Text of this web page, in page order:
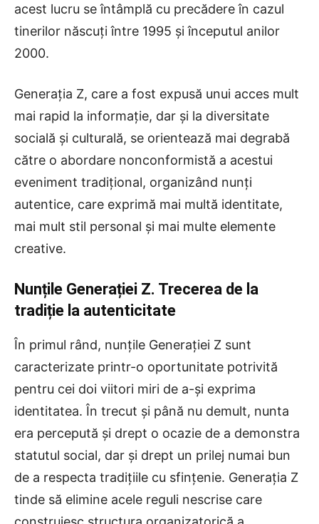
acest lucru se întâmplă cu precădere în cazul
tinerilor născuți între 1995 și începutul anilor
2000.
Generația Z, care a fost expusă unui acces mult
mai rapid la informație, dar și la diversitate
socială și culturală, se orientează mai degrabă
către o abordare nonconformistă a acestui
eveniment tradițional, organizând nunți
autentice, care exprimă mai multă identitate,
mai mult stil personal și mai multe elemente
creative.
Nunțile Generației Z. Trecerea de la
tradiție la autenticitate
În primul rând, nunțile Generației Z sunt
caracterizate printr-o oportunitate potrivită
pentru cei doi viitori miri de a-și exprima
identitatea. În trecut și până nu demult, nunta
era percepută și drept o ocazie de a demonstra
statutul social, dar și drept un prilej numai bun
de a respecta tradițiile cu sfințenie. Generația Z
tinde să elimine acele reguli nescrise care